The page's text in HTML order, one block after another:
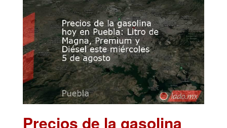
Precios de la gasolina